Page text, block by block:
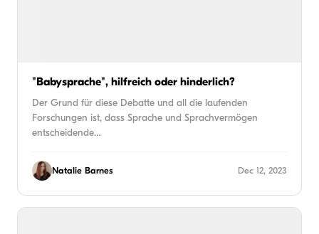
"Babysprache", hilfreich oder hinderlich?
Der Grund für diese Debatte und all die laufenden
Forschungen ist, dass Sprache und Sprachvermögen
entscheidende…
Natalie Barnes Dec 12, 2023